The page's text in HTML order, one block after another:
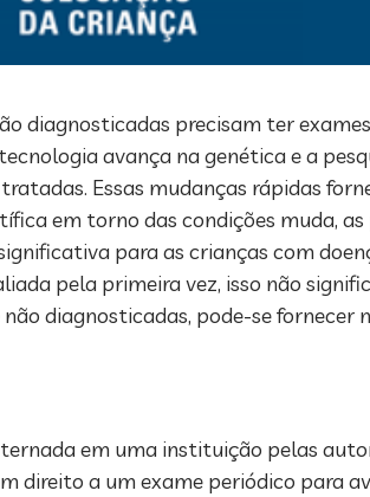
diagnosticadas precisam ter
avança na genética e a
Essas mudanças rápidas
em torno das condições muda, as
para as crianças com
pela primeira vez, isso não
diagnosticadas, pode-se
em uma instituição pelas
direito a um exame periódico para